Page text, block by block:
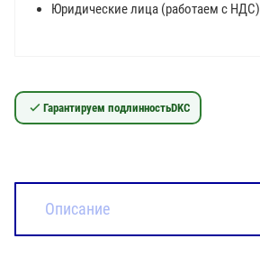
Юридические лица (работаем с НДС)
Гарантируем подлинностьDKC
Описание